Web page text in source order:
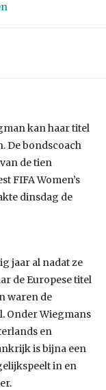
kan haar titel
De bondscoach
de tien
FIFA Women’s
dinsdag de
jaar al nadat ze
de Europese titel
waren de
Onder Wiegmans
en
is bijna een
in en